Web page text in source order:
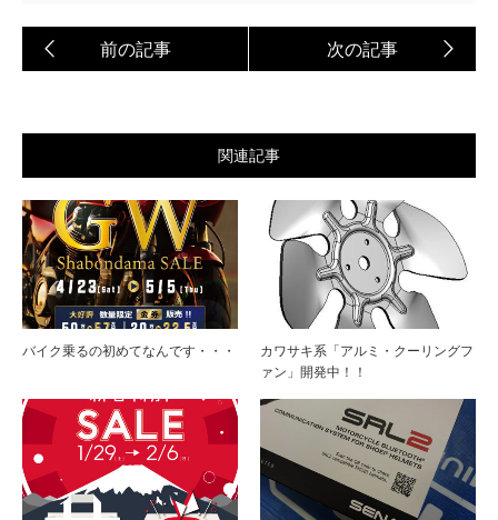
関連記事
バイク乗るの初めてなんです・・・
カワサキ系「アルミ・クーリングフ
ァン」開発中！！